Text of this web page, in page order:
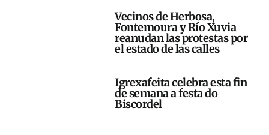
Vecinos de Herbosa,
Fontemoura y Río Xuvia
reanudan las protestas por
el estado de las calles
Igrexafeita celebra esta fin
de semana a festa do
Biscordel